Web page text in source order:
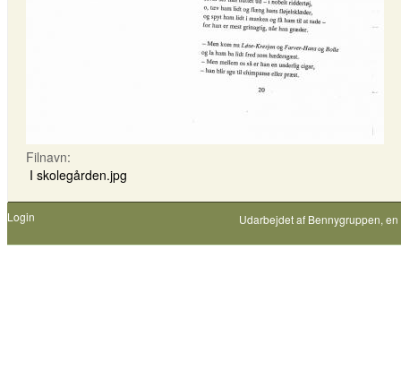
Filnavn:
I skolegården.jpg
Login Udarbejdet af Bennygruppen,